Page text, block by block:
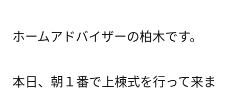
ホームアドバイザーの柏木です。
本日、朝１番で上棟式を行って来ま